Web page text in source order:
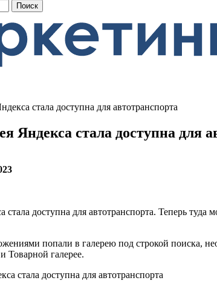
стала доступна для автотранспорта
Яндекса стала доступна для
стала доступна для автотранспорта. Теперь
попали в галерею под строкой поиска,
Товарной галерее.